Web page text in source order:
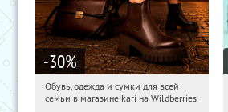
-30%
03:11:40 Получили:
Обувь, одежда и сумки для всей
семьи в магазине kari на Wildberries